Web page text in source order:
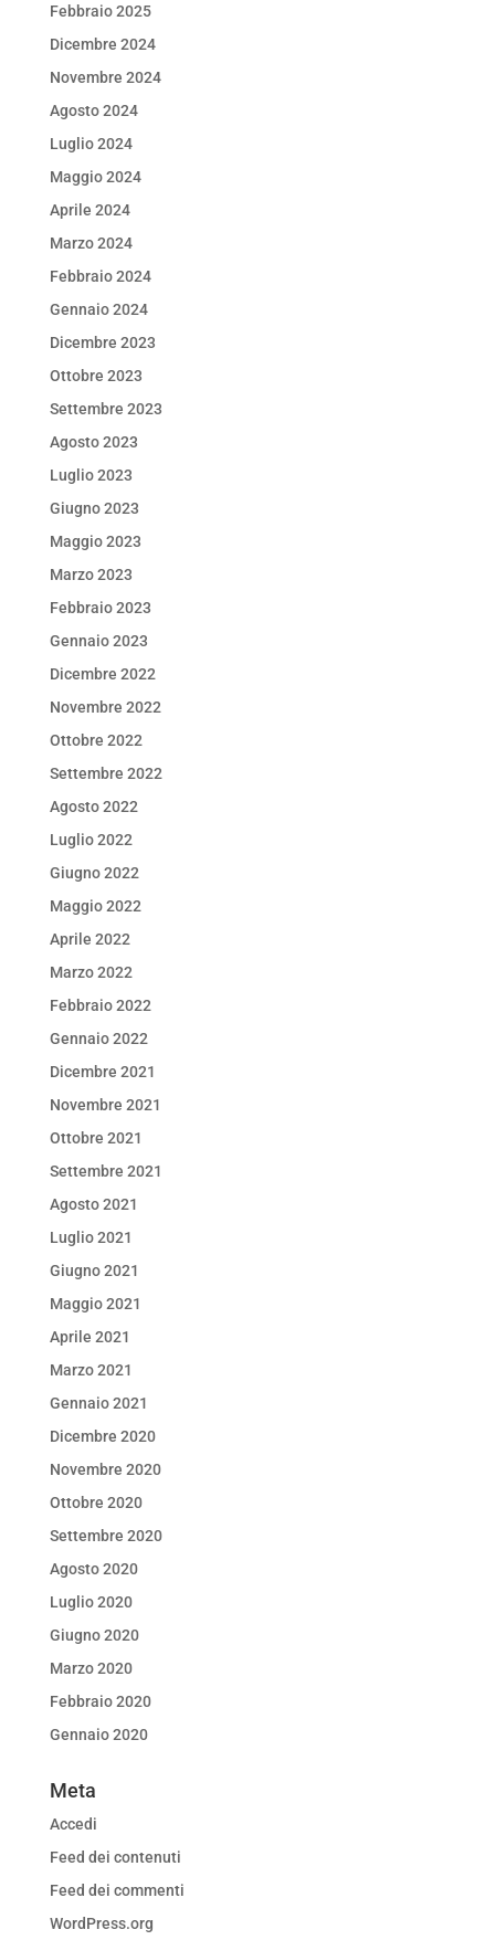
Febbraio 2025
Dicembre 2024
Novembre 2024
Agosto 2024
Luglio 2024
Maggio 2024
Aprile 2024
Marzo 2024
Febbraio 2024
Gennaio 2024
Dicembre 2023
Ottobre 2023
Settembre 2023
Agosto 2023
Luglio 2023
Giugno 2023
Maggio 2023
Marzo 2023
Febbraio 2023
Gennaio 2023
Dicembre 2022
Novembre 2022
Ottobre 2022
Settembre 2022
Agosto 2022
Luglio 2022
Giugno 2022
Maggio 2022
Aprile 2022
Marzo 2022
Febbraio 2022
Gennaio 2022
Dicembre 2021
Novembre 2021
Ottobre 2021
Settembre 2021
Agosto 2021
Luglio 2021
Giugno 2021
Maggio 2021
Aprile 2021
Marzo 2021
Gennaio 2021
Dicembre 2020
Novembre 2020
Ottobre 2020
Settembre 2020
Agosto 2020
Luglio 2020
Giugno 2020
Marzo 2020
Febbraio 2020
Gennaio 2020
Meta
Accedi
Feed dei contenuti
Feed dei commenti
WordPress.org